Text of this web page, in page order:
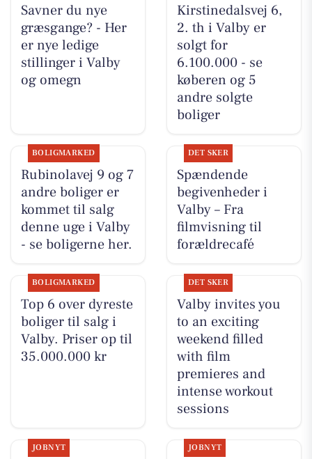
Savner du nye
græsgange? - Her
er nye ledige
stillinger i Valby
og omegn
Kirstinedalsvej 6,
2. th i Valby er
solgt for
6.100.000 - se
køberen og 5
andre solgte
boliger
BOLIGMARKED
Rubinolavej 9 og 7
andre boliger er
kommet til salg
denne uge i Valby
- se boligerne her.
DET SKER
Spændende
begivenheder i
Valby – Fra
filmvisning til
forældrecafé
BOLIGMARKED
Top 6 over dyreste
boliger til salg i
Valby. Priser op til
35.000.000 kr
DET SKER
Valby invites you
to an exciting
weekend filled
with film
premieres and
intense workout
sessions
JOBNYT JOBNYT